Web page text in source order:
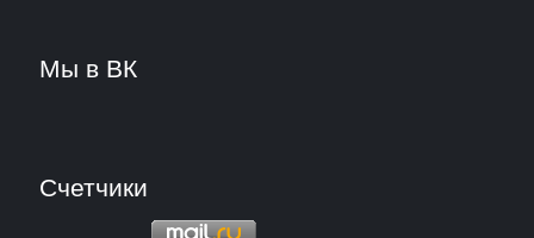
Мы в ВК
Счетчики